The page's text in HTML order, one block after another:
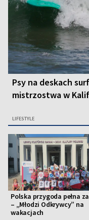
Psy na deskach
mistrzostwa w
LIFESTYLE
Polska przygoda pełna
– „Młodzi Odkrywcy” na
wakacjach